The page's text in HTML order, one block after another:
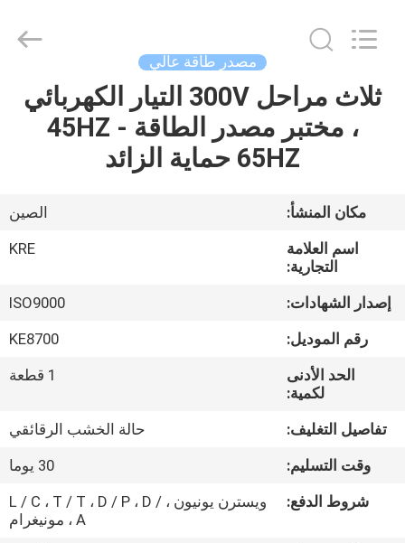
الصفحة
الرئيسية
معلومات
جولة
مراقبة
الجودة
Reserved.
مصدر طاقة عالي
ثلاث مراحل 300V التيار الكهربائي
، مختبر مصدر الطاقة 45HZ -
65HZ حماية الزائد
مكان المنشأ:
الصين
اسم العلامة
التجارية:
KRE
إصدار الشهادات:
ISO9000
رقم الموديل:
KE8700
الحد الأدنى
لكمية:
1 قطعة
تفاصيل التغليف:
حالة الخشب الرقائقي
وقت التسليم:
30 يوما
شروط الدفع:
ويسترن يونيون ، L / C ، T / T ، D / P ، D /
A ، مونيغرام